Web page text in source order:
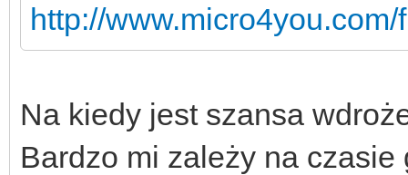
http://
Na kiedy jest szansa
Bardzo mi zależy na